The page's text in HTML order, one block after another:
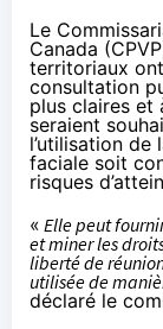
Le
Canada
territoriaux
consultation
plus claires et
seraient
l’utilisation de
faciale soit
risques
« Elle peut
et miner les
liberté de
utilisée de
déclaré le